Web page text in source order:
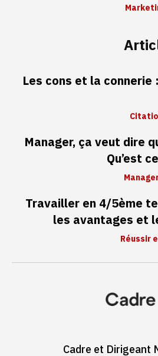
Les cons et la
Manager, ça veut dire
Qu’est
Travailler en 4/5ème
les avantages et
Réussir
Cadre et Dirigeant